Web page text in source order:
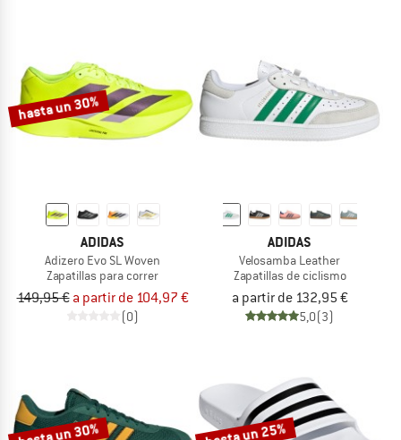
hasta un 30%
ADIDAS
Adizero Evo SL Woven
Zapatillas para correr
149,95 € a partir de 104,97 €
(0)
ADIDAS
Velosamba Leather
Zapatillas de ciclismo
a partir de 132,95 €
5,0(3)